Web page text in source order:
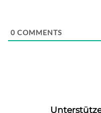
0 COMMENTS